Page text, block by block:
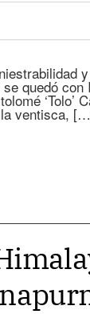
quedó
‘Tolo’
la ventisca,